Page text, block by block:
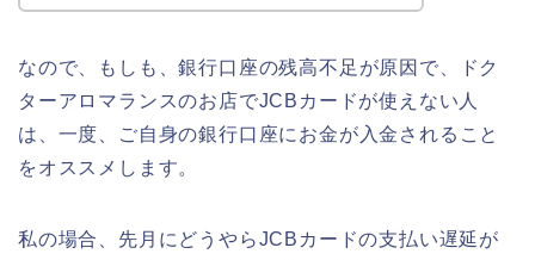
なので、もしも、銀行口座の残高不足が原因で、ドク
ターアロマランスのお店でJCBカードが使えない人
は、一度、ご自身の銀行口座にお金が入金されること
をオススメします。
私の場合、先月にどうやらJCBカードの支払い遅延が